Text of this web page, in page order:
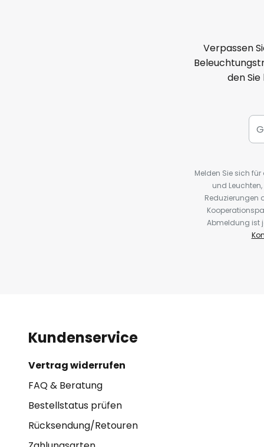
Verpassen
den
Melden Sie sich
und
Reduzierungen
Abmeldung ist
Kundenservice
Vertrag widerrufen
FAQ & Beratung
Bestellstatus prüfen
Rücksendung/Retouren